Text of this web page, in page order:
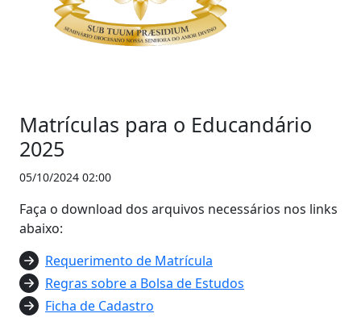
Matrículas para o Educandário
2025
05/10/2024 02:00
Faça o download dos arquivos necessários nos links
abaixo:
Requerimento de Matrícula
Regras sobre a Bolsa de Estudos
Ficha de Cadastro